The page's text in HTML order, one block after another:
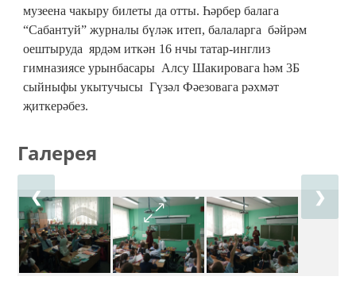
музеена чакыру билеты да отты. Һәрбер балага
“Сабантуй” журналы бүләк итеп, балаларга бәйрәм
оештыруда ярдәм иткән 16 нчы татар-инглиз
гимназиясе урынбасары Алсу Шакировага һәм 3Б
сыйныфы укытучысы Гүзәл Фәезовага рәхмәт
җиткерәбез.
Галерея
❮ ❯